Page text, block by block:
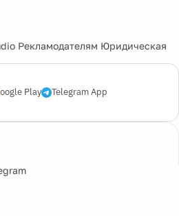
Рекламодателям Юридическая
Play Telegram App